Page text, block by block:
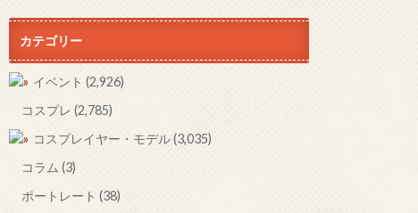
カテゴリー
イベント (2,926)
コスプレ (2,785)
コスプレイヤー・モデル(3,035)
コラム (3)
ポートレート (38)